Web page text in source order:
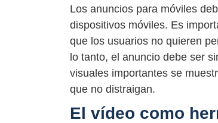
Los anuncios para móviles
dispositivos móviles. Es
que los usuarios no quieren
lo tanto, el anuncio debe ser
visuales importantes se
que no distraigan.
El vídeo como